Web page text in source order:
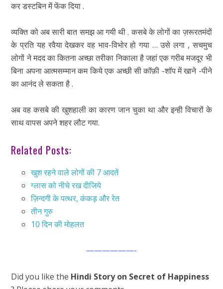
कर डस्टबिन में फेंक दिया .
व्यक्ति को अब सारी बात समझ आ गयी थी . कसबे के लोगों का ज़रूरतमंदों
के प्रति यह रवैया देखकर वह भाव-विभोर हो गया … उसे लगा , सचमुच
लोगों ने मदद का कितना अच्छा तरीका निकाला है जहां एक गरीब मजदूर भी
बिना अपना आत्मसम्मान कम किये एक अच्छी सी कॉफ़ी -शॉप में खाने -पीने
का आनंद ले सकता है .
अब वह कसबे की खुशहाली का कारण जान चुका था और इन्ही विचारों के
साथ वापस अपने शहर लौट गया.
Related Posts:
खुश रहने वाले लोगों की 7 आदतें
ग्लास को नीचे रख दीजिये
ज़िन्दगी के पत्थर, कंकड़ और रेत
तीन गुरु
10 दिन की मोहलत
——————-
Did you like the Hindi Story on Secret of Happiness